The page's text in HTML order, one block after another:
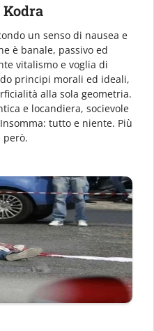
Kodra
un senso di nausea e
è banale, passivo ed
vitalismo e voglia di
principi morali ed ideali,
alla sola geometria.
e locandiera, socievole
tutto e niente. Più
però.